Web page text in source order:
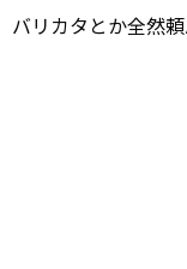
バリカタとか全然頼